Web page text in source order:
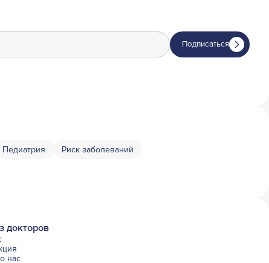
Подписаться
Педиатрия
Риск заболеваний
докторов
нас